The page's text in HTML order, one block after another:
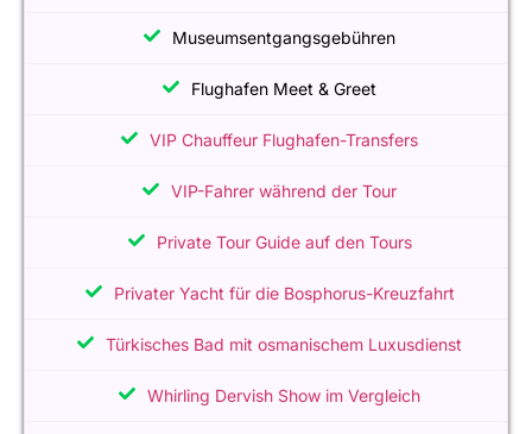
Museumsentgangsgebühren
Flughafen Meet & Greet
VIP Chauffeur Flughafen-Transfers
VIP-Fahrer während der Tour
Private Tour Guide auf den Tours
Privater Yacht für die Bosphorus-Kreuzfahrt
Türkisches Bad mit osmanischem Luxusdienst
Whirling Dervish Show im Vergleich